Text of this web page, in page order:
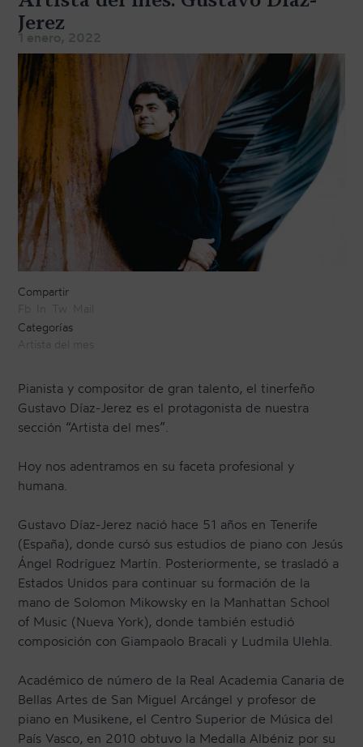
TRANSPORTE Y ALMACENAJE
MANTENIMIENTO Y TASACIÓN
SISTEMA SILENT
RESTAURACIÓN
NOSOTROS
MEDIOS
CONTACTO
NEWSLETTER
Jerez
1 enero, 2022
Compartir
Fb
In Tw
Mail
Categorías
Artista del mes
Pianista y compositor de gran talento, el tinerfeño
Gustavo Díaz-Jerez es el protagonista de nuestra
sección “Artista del mes”.
Hoy nos adentramos en su faceta profesional y
humana.
Gustavo Díaz-Jerez nació hace 51 años en Tenerife
(España), donde cursó sus estudios de piano con Jesús
Ángel Rodríguez Martín. Posteriormente, se trasladó a
Estados Unidos para continuar su formación de la
mano de Solomon Mikowsky en la Manhattan School
of Music (Nueva York), donde también estudió
composición con Giampaolo Bracali y Ludmila Ulehla.
Académico de número de la Real Academia Canaria de
Bellas Artes de San Miguel Arcángel y profesor de
piano en Musikene, el Centro Superior de Música del
País Vasco, en 2010 obtuvo la Medalla Albéniz por su